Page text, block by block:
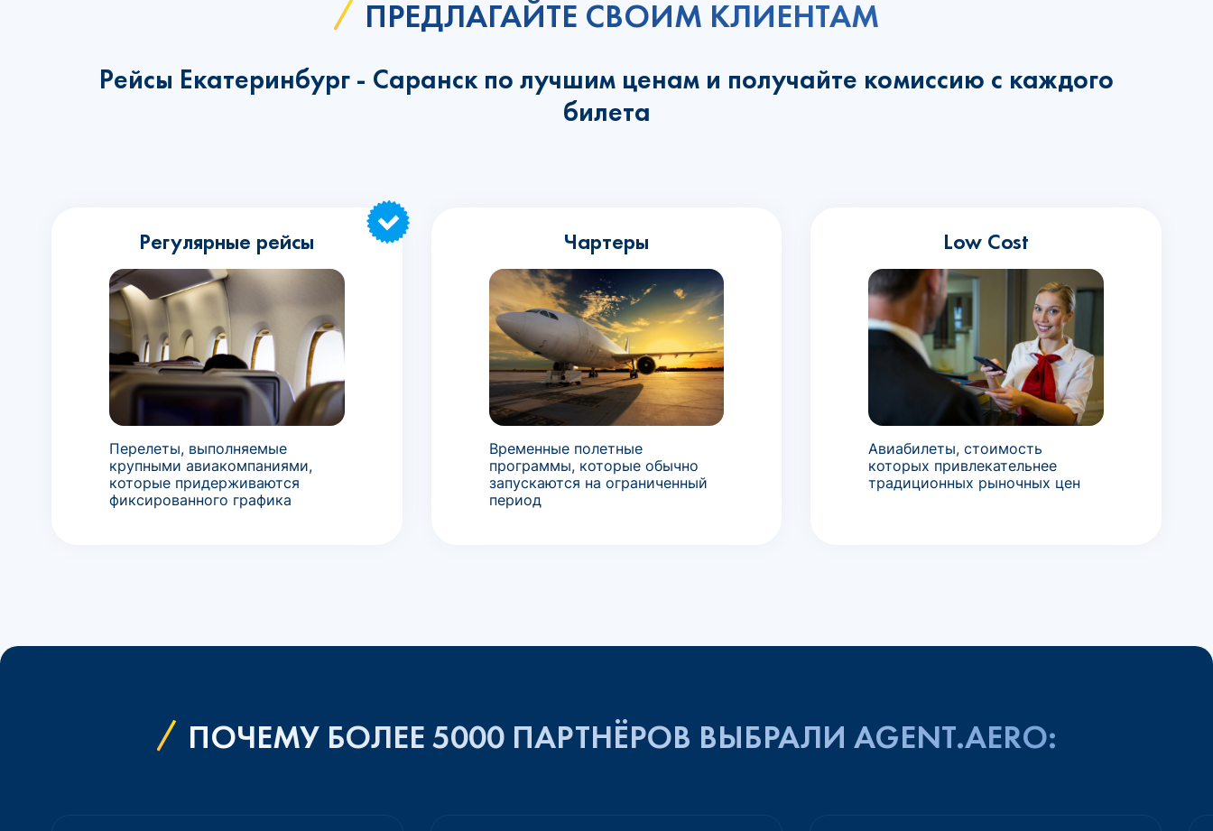
ПРЕДЛАГАЙТЕ СВОИМ КЛИЕНТАМ
Рейсы Екатеринбург - Саранск по лучшим ценам и получайте комиссию с каждого
билета
Регулярные рейсы
Перелеты, выполняемые
крупными авиакомпаниями,
которые придерживаются
фиксированного графика
Чартеры
Временные полетные
программы, которые обычно
запускаются на ограниченный
период
Low Cost
Авиабилеты, стоимость
которых привлекательнее
традиционных рыночных цен
ПОЧЕМУ БОЛЕЕ 5000 ПАРТНЁРОВ ВЫБРАЛИ AGENT.AERO: